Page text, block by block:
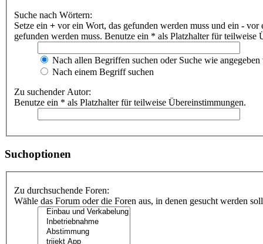
Suche nach Wörtern:
Setze ein + vor ein Wort, das gefunden werden muss und ein - vor
gefunden werden muss. Benutze ein * als Platzhalter für teilweise
Nach allen Begriffen suchen oder Suche wie angegeben
Nach einem Begriff suchen
Zu suchender Autor:
Benutze ein * als Platzhalter für teilweise Übereinstimmungen.
Suchoptionen
Zu durchsuchende Foren:
Wähle das Forum oder die Foren aus, in denen gesucht werden